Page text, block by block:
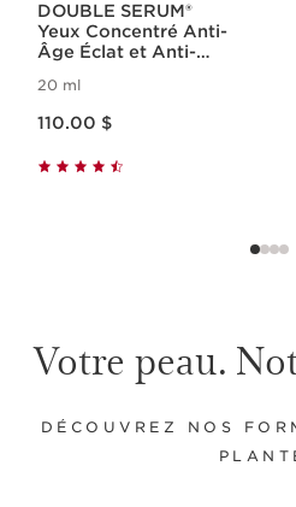
DOUBLE SERUM®
Yeux Concentré Anti-
Âge Éclat et Anti-
20 ml
110.00 $
Votre peau.
DÉCOUVREZ NOS